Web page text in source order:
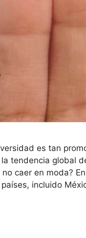
es tan
tendencia global
caer en moda?
incluido